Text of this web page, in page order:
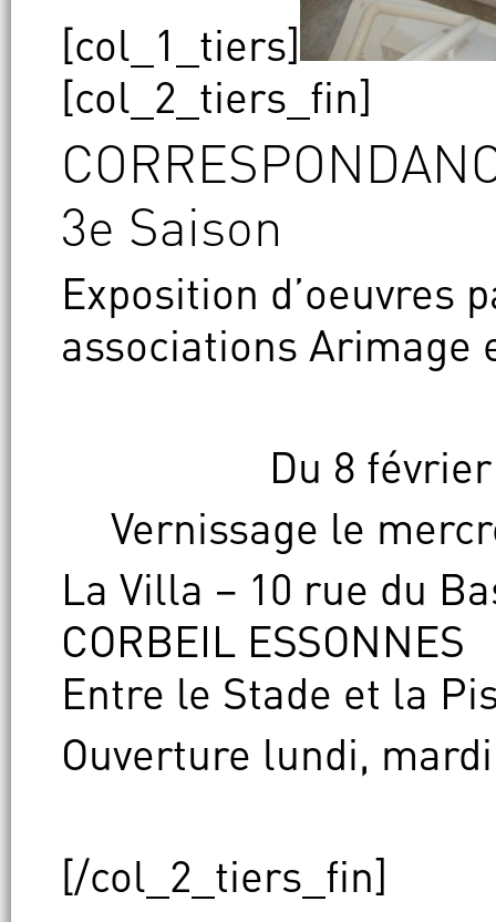
[col_1_tiers]
[col_2_tiers_fin]
3e Saison
Exposition d’oeuvres
associations Arimage
Du 8
Vernissage le
La Villa – 10 rue du
CORBEIL ESSONNES
Entre le Stade et la
Ouverture lundi,
[/col_2_tiers_fin]